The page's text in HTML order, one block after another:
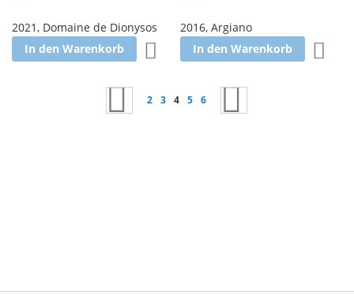
2021 , Domaine de Dionysos
In den Warenkorb
Zur Wunschliste hinzufügen
2016,Argiano
In den Warenkorb
Seite Seite
ZurückSeite
2 Seite
3 Sie lesen gerade Seite
4 Seite
5 Seite
6